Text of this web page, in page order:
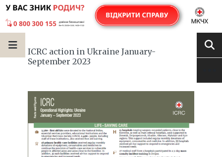
ICRC action in Ukraine January-
September 2023